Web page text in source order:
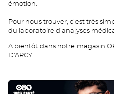
émotion.
Pour nous trouver, c'est très
du laboratoire d'analyses
A bientôt dans notre magasin
D'ARCY.
RAC